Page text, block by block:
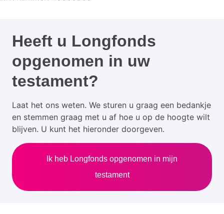
Heeft u Longfonds
opgenomen in uw
testament?
Laat het ons weten. We sturen u graag een bedankje
en stemmen graag met u af hoe u op de hoogte wilt
blijven. U kunt het hieronder doorgeven.
Ik heb Longfonds opgenomen in mijn
testament